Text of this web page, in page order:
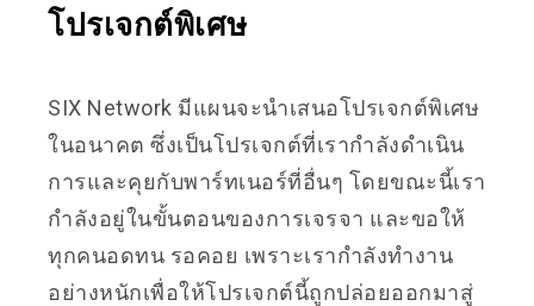
โปรเจกต์พิเศษ
SIX Network มีแผนจะนำเสนอโปรเจกต์พิเศษ
ในอนาคต ซึ่งเป็นโปรเจกต์ที่เรากำลังดำเนิน
การและคุยกับพาร์ทเนอร์ที่อื่นๆ โดยขณะนี้เรา
กำลังอยู่ในขั้นตอนของการเจรจา และขอให้
ทุกคนอดทน รอคอย เพราะเรากำลังทำงาน
อย่างหนักเพื่อให้โปรเจกต์นี้ถูกปล่อยออกมาสู่